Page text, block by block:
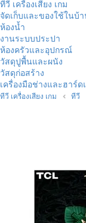
ทีวี เครื่องเสียง เกม
จัดเก็บและของใช้ในบ้
ห้องน้ำ
งานระบบประปา
ห้องครัวและอุปกรณ์
วัสดุปูพื้นและผนัง
วัสดุก่อสร้าง
เครื่องมือช่างและฮาร์ด
ทีวี เครื่องเสียง เกม ทีวี